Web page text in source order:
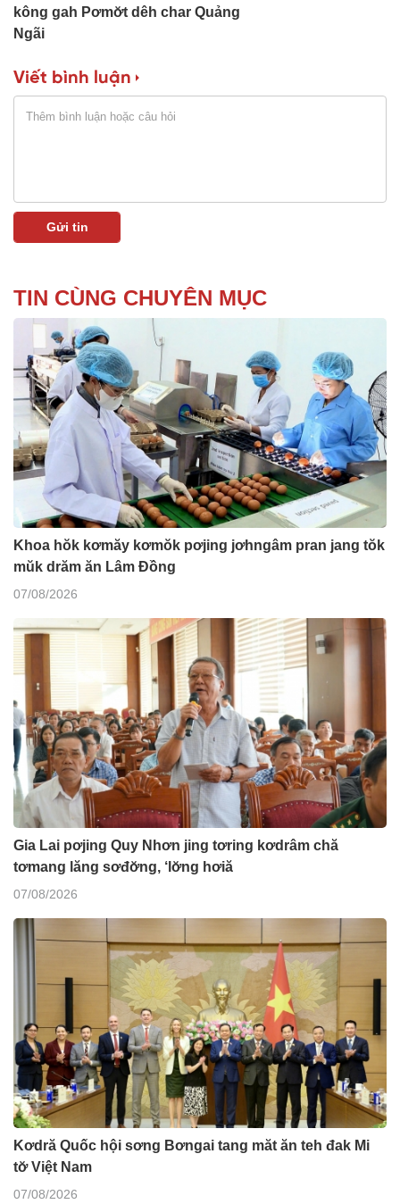
kông gah Pơmơ̆t dêh char Quảng
Ngãi
Viết bình luận
TIN CÙNG CHUYÊN MỤC
Khoa hŏk kơmăy kơmŏk pơjing jơhngâm pran jang tŏk
mŭk drăm ăn Lâm Đồng
07/08/2026
Gia Lai pơjing Quy Nhơn jing tơring kơdrâm chă
tơmang lăng sơđơ̆ng, ‘lơ̆ng hơiă
07/08/2026
Kơdră Quốc hội sơng Bơngai tang măt ăn teh đak Mi
tơ̆ Việt Nam
07/08/2026